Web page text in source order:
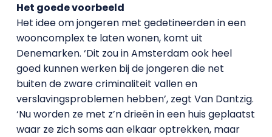
Het goede voorbeeld
Het idee om jongeren met gedetineerden in een
wooncomplex te laten wonen, komt uit
Denemarken. ‘Dit zou in Amsterdam ook heel
goed kunnen werken bij de jongeren die net
buiten de zware criminaliteit vallen en
verslavingsproblemen hebben’, zegt Van Dantzig.
‘Nu worden ze met z’n drieën in een huis geplaatst
waar ze zich soms aan elkaar optrekken, maar